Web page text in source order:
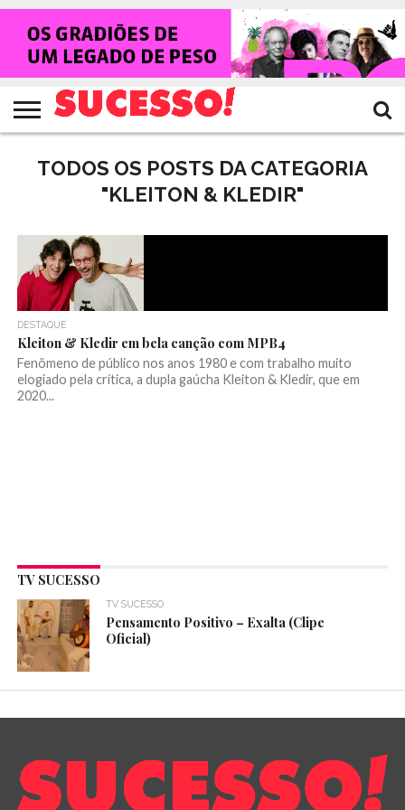
HOME
NOTÍCIAS
SHOWS
ENTREVISTAS
CLIQUES
RANKING
CROWLEY
TV
SUCESSO!
REVISTA
SUCESSO!
TODOS OS POSTS DA CATEGORIA
"KLEITON & KLEDIR"
DESTAQUE
Kleiton & Kledir em bela canção com MPB4
Fenômeno de público nos anos 1980 e com trabalho muito
elogiado pela crítica, a dupla gaúcha Kleiton & Kledir, que em
2020...
TV SUCESSO
TV SUCESSO
Pensamento Positivo – Exalta (Clipe
Oficial)